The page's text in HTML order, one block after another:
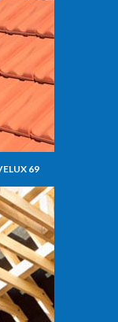
69